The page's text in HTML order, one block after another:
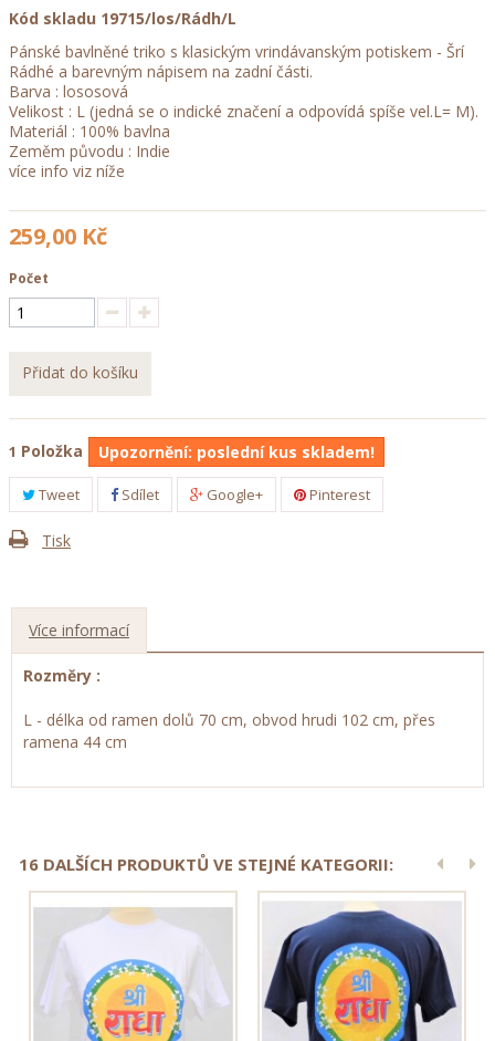
Kód skladu 19715/los/Rádh/L
Pánské bavlněné triko s klasickým vrindávanským potiskem - Šrí
Rádhé a barevným nápisem na zadní části.
Barva : lososová
Velikost : L (jedná se o indické značení a odpovídá spíše vel.L= M).
Materiál : 100% bavlna
Zeměm původu : Indie
více info viz níže
259,00 Kč
Počet
Přidat do košíku
1 Položka Upozornění: poslední kus skladem!
Tweet Sdílet Google+ Pinterest
Tisk
Více informací
Rozměry :
L - délka od ramen dolů 70 cm, obvod hrudi 102 cm, přes
ramena 44 cm
16 DALŠÍCH PRODUKTŮ VE STEJNÉ KATEGORII: